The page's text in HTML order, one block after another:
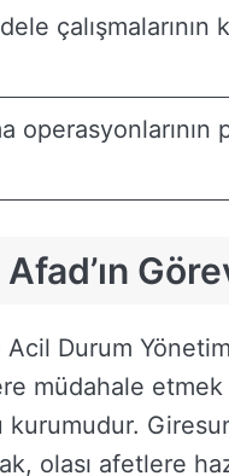
çalışmalarının
operasyonlarının
Durum Yönetimi
müdahale
olası afetlere